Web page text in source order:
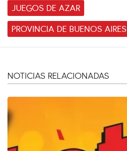
JUEGOS DE AZAR
PROVINCIA DE BUENOS AIRES
NOTICIAS RELACIONADAS